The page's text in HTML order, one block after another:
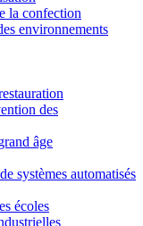
la confection
environnements
des
âge
systèmes automatisés
écoles